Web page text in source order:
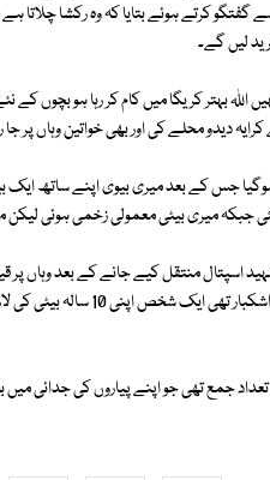
کرتے ہوئے بتایا کہ وہ رکشا چلاتا
لیں گے۔
اللہ بہتر کریگا میں کام کر رہا ہو
جس کے بعد میری بیوی اپنے ساتھ ایک
میری بیٹی معمولی زخمی ہوئی لیکن
اسپتال منتقل کیے جانے کے بعد وہاں
آوازیں سنائی دے رہی تھیں اور
جمع تھی جو اپنے پیاروں کی جدائی